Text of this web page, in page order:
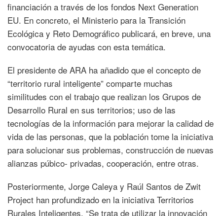
financiación a través de los fondos Next Generation
EU. En concreto, el Ministerio para la Transición
Ecológica y Reto Demográfico publicará, en breve, una
convocatoria de ayudas con esta temática.
El presidente de ARA ha añadido que el concepto de
“territorio rural inteligente” comparte muchas
similitudes con el trabajo que realizan los Grupos de
Desarrollo Rural en sus territorios; uso de las
tecnologías de la información para mejorar la calidad de
vida de las personas, que la población tome la iniciativa
para solucionar sus problemas, construcción de nuevas
alianzas púbico- privadas, cooperación, entre otras.
Posteriormente, Jorge Caleya y Raúl Santos de Zwit
Project han profundizado en la iniciativa Territorios
Rurales Inteligentes. “Se trata de utilizar la innovación